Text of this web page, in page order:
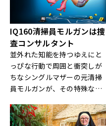
IQ160清掃員モルガンは捜
査コンサルタント
並外れた知能を持つゆえにと
っぴな行動で周囲と衝突しが
ちなシングルマザーの元清掃
員モルガンが、その特殊な才
タントとして警察で活躍！